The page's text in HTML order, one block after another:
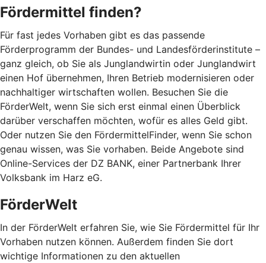
Fördermittel finden?
Für fast jedes Vorhaben gibt es das passende
Förderprogramm der Bundes- und Landesförderinstitute –
ganz gleich, ob Sie als Junglandwirtin oder Junglandwirt
einen Hof übernehmen, Ihren Betrieb modernisieren oder
nachhaltiger wirtschaften wollen. Besuchen Sie die
FörderWelt, wenn Sie sich erst einmal einen Überblick
darüber verschaffen möchten, wofür es alles Geld gibt.
Oder nutzen Sie den FördermittelFinder, wenn Sie schon
genau wissen, was Sie vorhaben. Beide Angebote sind
Online-Services der DZ BANK, einer Partnerbank Ihrer
Volksbank im Harz eG.
FörderWelt
In der FörderWelt erfahren Sie, wie Sie Fördermittel für Ihr
Vorhaben nutzen können. Außerdem finden Sie dort
wichtige Informationen zu den aktuellen